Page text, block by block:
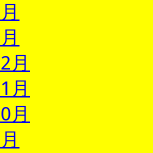
月
月
月